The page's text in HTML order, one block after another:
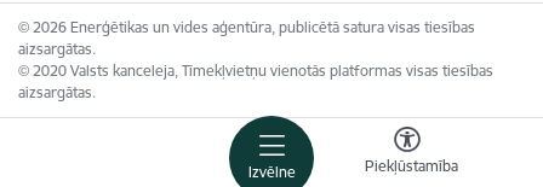
Izvēlne Piekļūstamība
© 2026 Enerģētikas un vides aģentūra, publicētā satura visas tiesības
aizsargātas.
© 2020 Valsts kanceleja, Tīmekļvietņu vienotās platformas visas tiesības
aizsargātas.